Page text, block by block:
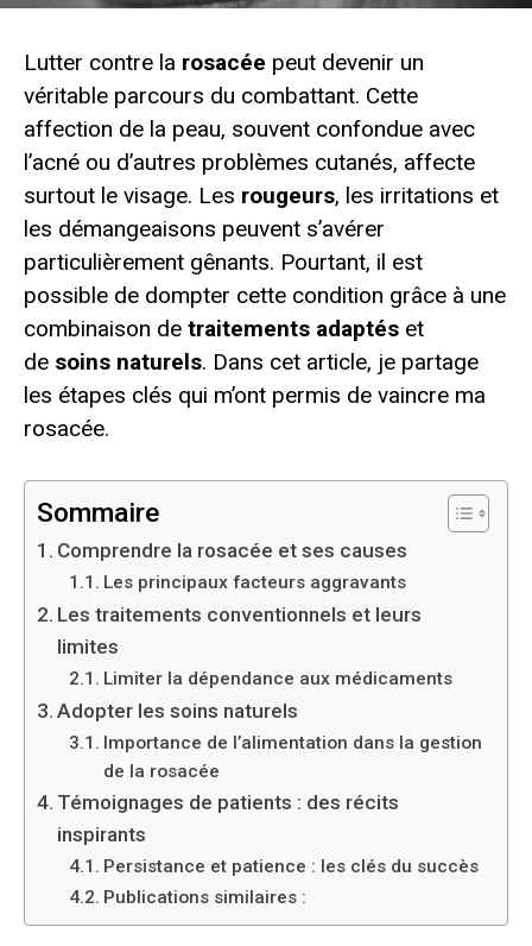
Lutter contre la rosacée peut devenir un
véritable parcours du combattant. Cette
affection de la peau, souvent confondue avec
l’acné ou d’autres problèmes cutanés, affecte
surtout le visage. Les rougeurs, les irritations et
les démangeaisons peuvent s’avérer
particulièrement gênants. Pourtant, il est
possible de dompter cette condition grâce à une
combinaison de traitements adaptés et
de soins naturels. Dans cet article, je partage
les étapes clés qui m’ont permis de vaincre ma
rosacée.
Sommaire
Comprendre la rosacée et ses causes
Les principaux facteurs aggravants
Les traitements conventionnels et leurs
limites
Limiter la dépendance aux médicaments
Adopter les soins naturels
Importance de l’alimentation dans la gestion
de la rosacée
Témoignages de patients : des récits
inspirants
Persistance et patience : les clés du succès
Publications similaires :